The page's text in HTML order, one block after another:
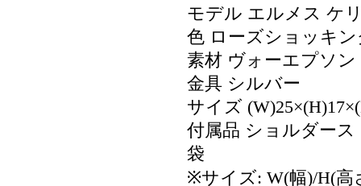
モデル エルメス ケ
色 ローズショッキン
素材 ヴォーエプソン
金具 シルバー
サイズ
付属品 ショルダー
袋
※サイズ: W(幅)/H(高